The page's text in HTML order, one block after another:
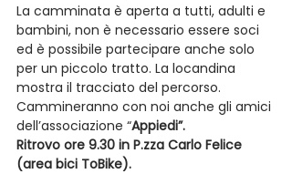
La camminata è aperta a tutti, adulti e
bambini, non è necessario essere soci
ed è possibile partecipare anche solo
per un piccolo tratto. La locandina
mostra il tracciato del percorso.
Cammineranno con noi anche gli amici
dell’associazione “Appiedi”.
Ritrovo ore 9.30 in P.zza Carlo Felice
(area bici ToBike).